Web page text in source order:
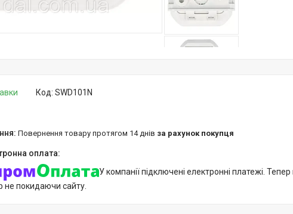
Код: SWD101N
повернення товару протягом 14 днів за рахунок покупця
У компанії підключені електронні платежі.
не покидаючи сайту.